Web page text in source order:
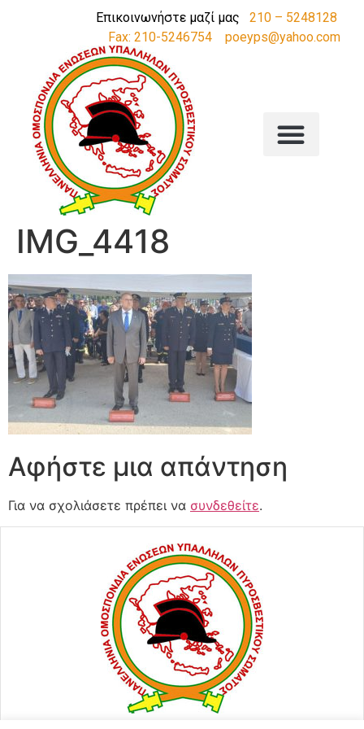
Επικοινωνήστε μαζί μας 210 – 5248128
Fax: 210-5246754
poeyps@yahoo.com
IMG_4418
Αφήστε μια απάντηση
Για να σχολιάσετε πρέπει να συνδεθείτε.